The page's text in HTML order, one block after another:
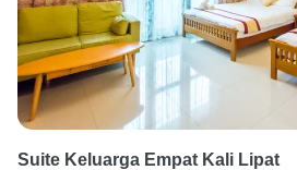
Suite Keluarga Empat Kali Lipat